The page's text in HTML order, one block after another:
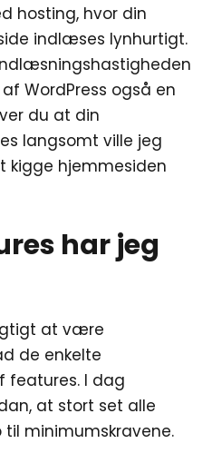
hosting, hvor din
indlæses lynhurtigt.
WordPress også en
du at din
langsomt ville jeg
kigge hjemmesiden
har jeg
at være
de enkelte
features. I dag
at stort set alle
minimumskravene.